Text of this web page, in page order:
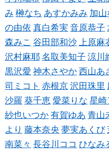
み 榊なち あすかみみ 加山
の由依 真白希実 音原恭子
森みこ 谷田部和沙 上原麻
沢村麻耶 名取美知子 涼川
黒沢愛 神木さやか 西山あ
司ミコト 赤根京 沢田珠里
沙羅 葵千恵 愛菜りな 星崎
紗也いつか 有賀ゆあ 青山
より 藤本奈央 夢実あくび
南菜々 長谷川ココ ひなみ